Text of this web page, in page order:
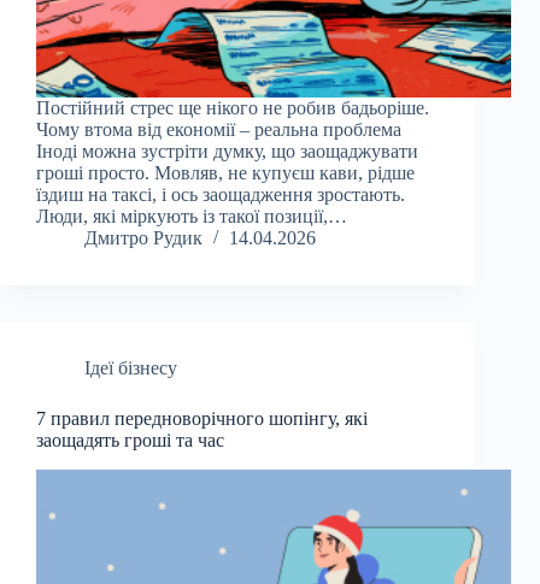
Постійний стрес ще нікого не робив бадьоріше.
Чому втома від економії – реальна проблема
Іноді можна зустріти думку, що заощаджувати
гроші просто. Мовляв, не купуєш кави, рідше
їздиш на таксі, і ось заощадження зростають.
Люди, які міркують із такої позиції,…
Дмитро Рудик
14.04.2026
Ідеї бізнесу
7 правил передноворічного шопінгу, які
заощадять гроші та час